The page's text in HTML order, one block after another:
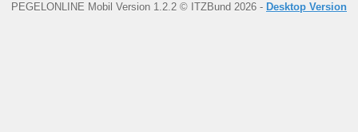
PEGELONLINE Mobil Version 1.2.2 © ITZBund 2026 - Desktop Version